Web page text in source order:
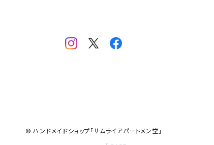
© ハンドメイドショップ「サムライアパートメン堂」